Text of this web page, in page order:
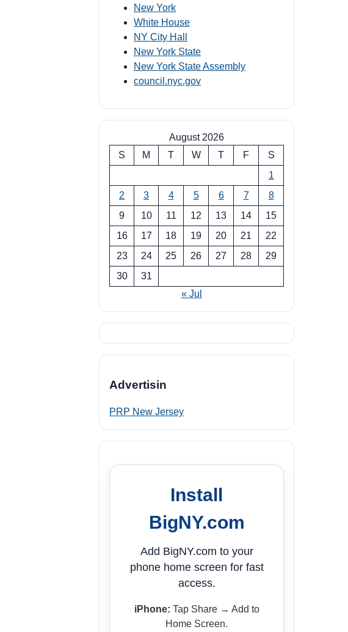
New York
White House
NY City Hall
New York State
New York State Assembly
council.nyc.gov
August 2026
S
M T W T F
S
1
2
3 4 5 6 7
8
9
10 11 12 13 14
15
16
17 18 19 20 21
22
23
24 25 26 27 28
29
30
31
« Jul
Advertisin
PRP New Jersey
Install
BigNY.com
Add BigNY.com to your
phone home screen for fast
access.
iPhone: Tap Share → Add to
Home Screen.